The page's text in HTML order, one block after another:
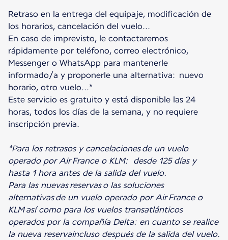
Retraso en la entrega del equipaje, modificación de
los horarios, cancelación del vuelo...
En caso de imprevisto, le contactaremos
rápidamente por teléfono, correo electrónico,
Messenger o WhatsApp para mantenerle
informado/a y proponerle una alternativa: nuevo
horario, otro vuelo...*
Este servicio es gratuito y está disponible las 24
horas, todos los días de la semana, y no requiere
inscripción previa.
*Para los retrasos y cancelaciones de un vuelo
operado por Air France o KLM: desde 125 días y
hasta 1 hora antes de la salida del vuelo.
Para las nuevas reservas o las soluciones
alternativasde un vuelo operado por Air France o
KLM así como para los vuelos transatlánticos
operados por la compañía Delta: en cuanto se realice
la nueva reservaincluso después de la salida del vuelo.